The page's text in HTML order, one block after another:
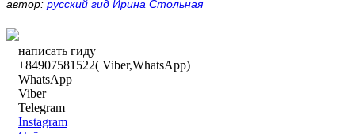
автор: русский гид Ирина Стольная
написать гиду
+84907581522( Viber,WhatsApp)
WhatsApp
Viber
Telegram
Instagram